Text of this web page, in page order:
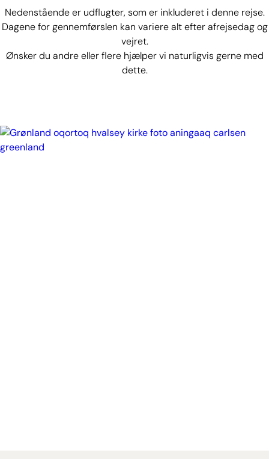
Nedenstående er udflugter, som er inkluderet i denne rejse.
Dagene for gennemførslen kan variere alt efter afrejsedag og
vejret.
Ønsker du andre eller flere hjælper vi naturligvis gerne med
dette.